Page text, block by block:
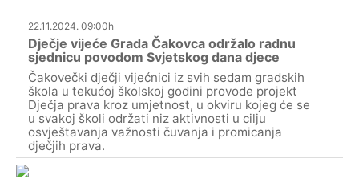
22.11.2024. 09:00h
Dječje vijeće Grada Čakovca održalo radnu
sjednicu povodom Svjetskog dana djece
Čakovečki dječji vijećnici iz svih sedam gradskih
škola u tekućoj školskoj godini provode projekt
Dječja prava kroz umjetnost, u okviru kojeg će se
u svakoj školi održati niz aktivnosti u cilju
osvještavanja važnosti čuvanja i promicanja
dječjih prava.